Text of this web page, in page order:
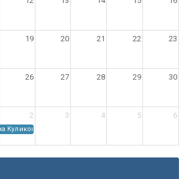
19 20 21 22 23
26 27 28 29 30
2 3 4 5 6
Куликовской битвы: Проблемы источниковедения